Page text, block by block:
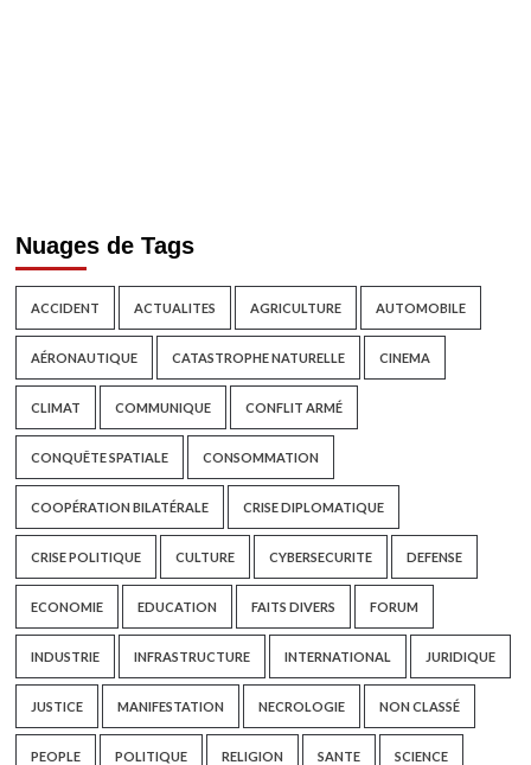
Nuages de Tags
ACCIDENT ACTUALITES AGRICULTURE AUTOMOBILE
AÉRONAUTIQUE CATASTROPHE NATURELLE CINEMA
CLIMAT COMMUNIQUE CONFLIT ARMÉ
CONQUÊTE SPATIALE CONSOMMATION
COOPÉRATION BILATÉRALE CRISE DIPLOMATIQUE
CRISE POLITIQUE CULTURE CYBERSECURITE DEFENSE
ECONOMIE EDUCATION FAITS DIVERS FORUM
INDUSTRIE INFRASTRUCTURE INTERNATIONAL JURIDIQUE
JUSTICE MANIFESTATION NECROLOGIE NON CLASSÉ
PEOPLE POLITIQUE RELIGION SANTE SCIENCE